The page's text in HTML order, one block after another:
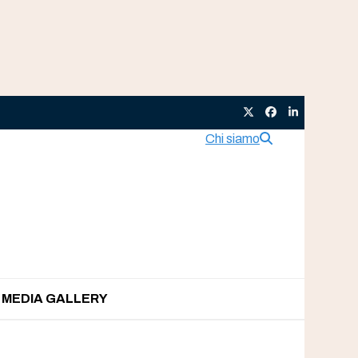
TwitterFacebook
LinkedIn
Chi siamo
MEDIA GALLERY